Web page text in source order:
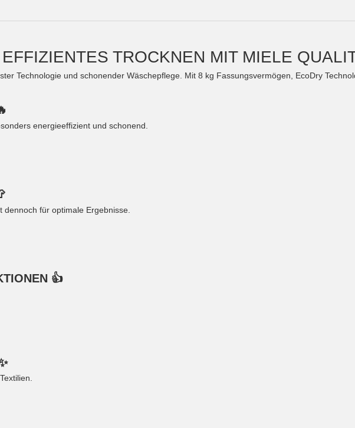
TROCKNEN MIT MIELE
Technologie und schonender Wäschepflege. Mit 8 kg Fassungsvermögen, EcoDry
energieeffizient und schonend.
für optimale Ergebnisse.
👍